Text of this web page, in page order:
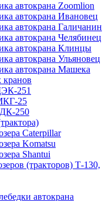
автокрана Zoomlion
автокрана Ивановец
автокрана Галичанин
автокрана Челябинец
автокрана Клинцы
автокрана Ульяновец
автокрана Машека
кранов
251
25
250
Caterpillar
Komatsu
Shantui
(тракторов) Т-130,
автокрана